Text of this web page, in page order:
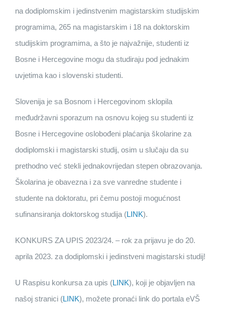
na dodiplomskim i jedinstvenim magistarskim studijskim
programima, 265 na magistarskim i 18 na doktorskim
studijskim programima, a što je najvažnije, studenti iz
Bosne i Hercegovine mogu da studiraju pod jednakim
uvjetima kao i slovenski studenti.
Slovenija je sa Bosnom i Hercegovinom sklopila
međudržavni sporazum na osnovu kojeg su studenti iz
Bosne i Hercegovine oslobođeni plaćanja školarine za
dodiplomski i magistarski studij, osim u slučaju da su
prethodno već stekli jednakovrijedan stepen obrazovanja.
Školarina je obavezna i za sve vanredne studente i
studente na doktoratu, pri čemu postoji mogućnost
sufinansiranja doktorskog studija (LINK).
KONKURS ZA UPIS 2023/24. – rok za prijavu je do 20.
aprila 2023. za dodiplomski i jedinstveni magistarski studij!
U Raspisu konkursa za upis (LINK), koji je objavljen na
našoj stranici (LINK), možete pronaći link do portala eVŠ